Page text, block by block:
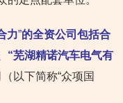
力”的全资公司包括合
“芜湖精诺汽车电气有
以下简称“众项国